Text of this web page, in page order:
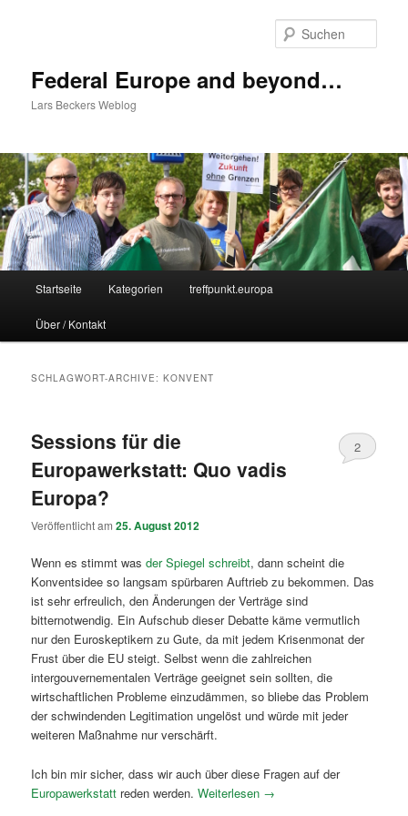
Federal Europe and beyond…
Lars Beckers Weblog
Startseite Kategorien treffpunkt.europa
Über / Kontakt
SCHLAGWORT-ARCHIVE:KONVENT
Sessions für die
Europawerkstatt: Quo vadis
Europa?
Veröffentlicht am25. August 2012
2
Wenn es stimmt wasder Spiegel schreibt, dann scheint die
Konventsidee so langsam spürbaren Auftrieb zu bekommen. Das
ist sehr erfreulich, den Änderungen der Verträge sind
bitternotwendig. Ein Aufschub dieser Debatte käme vermutlich
nur den Euroskeptikern zu Gute, da mit jedem Krisenmonat der
Frust über die EU steigt. Selbst wenn die zahlreichen
intergouvernementalen Verträge geeignet sein sollten, die
wirtschaftlichen Probleme einzudämmen, so bliebe das Problem
der schwindenden Legitimation ungelöst und würde mit jeder
weiteren Maßnahme nur verschärft.
Ich bin mir sicher, dass wir auch über diese Fragen auf der
Europawerkstatt reden werden.Weiterlesen →